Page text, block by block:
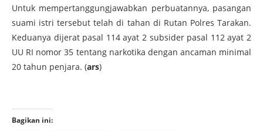
Untuk mempertanggungjawabkan perbuatannya, pasangan
suami istri tersebut telah di tahan di Rutan Polres Tarakan.
Keduanya dijerat pasal 114 ayat 2 subsider pasal 112 ayat 2
UU RI nomor 35 tentang narkotika dengan ancaman minimal
20 tahun penjara. (ars)
Bagikan ini: